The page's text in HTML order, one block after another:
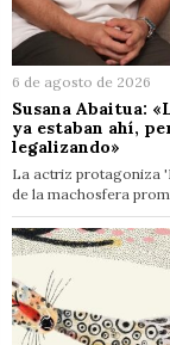
6 de agosto de 2026
Susana Abaitua:
ya estaban ahí,
legalizando»
La actriz protagoniza
de la machosfera